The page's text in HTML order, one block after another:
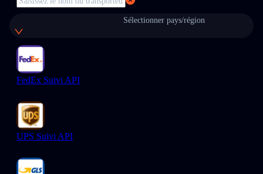
Sélectionner pays/région
FedEx Suivi API
UPS Suivi API